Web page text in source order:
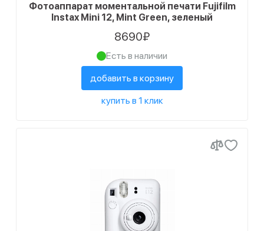
Фотоаппарат моментальной печати Fujifilm
Instax Mini 12, Mint Green, зеленый
8690₽
Есть в наличии
добавить в корзину
купить в 1 клик